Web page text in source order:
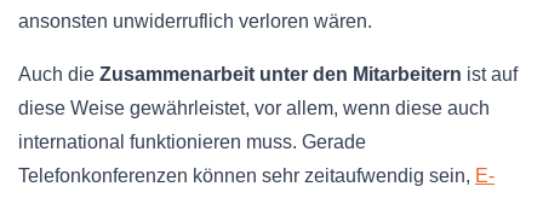
ansonsten unwiderruflich verloren wären.
Auch die Zusammenarbeit unter den Mitarbeitern ist auf
diese Weise gewährleistet, vor allem, wenn diese auch
international funktionieren muss. Gerade
Telefonkonferenzen können sehr zeitaufwendig sein, E-